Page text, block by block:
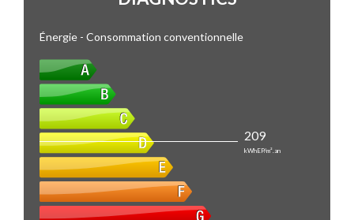
Énergie - Consommation conventionnelle
209
kWhEP/m².an